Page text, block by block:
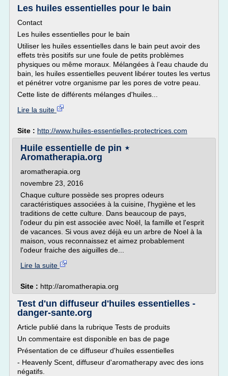
Les huiles essentielles pour le bain
Contact
Les huiles essentielles pour le bain
Utiliser les huiles essentielles dans le bain peut avoir des
effets très positifs sur une foule de petits problèmes
physiques ou même moraux. Mélangées à l'eau chaude du
bain, les huiles essentielles peuvent libérer toutes les vertus
et pénétrer votre organisme par les pores de votre peau.
Cette liste de différents mélanges d'huiles...
Lire la suite
Site : http://www.huiles-essentielles-protectrices.com
Huile essentielle de pin ⋆
Aromatherapia.org
aromatherapia.org
novembre 23, 2016
Chaque culture possède ses propres odeurs
caractéristiques associées à la cuisine, l'hygiène et les
traditions de cette culture. Dans beaucoup de pays,
l'odeur du pin est associée avec Noël, la famille et l'esprit
de vacances. Si vous avez déjà eu un arbre de Noel à la
maison, vous reconnaissez et aimez probablement
l'odeur fraiche des aiguilles de...
Lire la suite
Site : http://aromatherapia.org
Test d'un diffuseur d'huiles essentielles -
danger-sante.org
Article publié dans la rubrique Tests de produits
Un commentaire est disponible en bas de page
Présentation de ce diffuseur d'huiles essentielles
- Heavenly Scent, diffuseur d'aromatherapy avec des ions
négatifs.